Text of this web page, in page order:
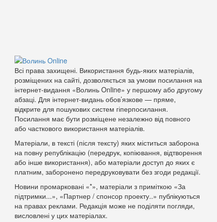
Всі права захищені. Використання будь-яких матеріалів,
розміщених на сайті, дозволяється за умови посилання на
інтернет-видання «Волинь Online» у першому або другому
абзаці. Для інтернет-видань обов’язкове — пряме,
відкрите для пошукових систем гіперпосилання.
Посилання має бути розміщене незалежно від повного
або часткового використання матеріалів.
Матеріали, в тексті (після тексту) яких міститься заборона
на повну републікацію (передрук, копіювання, відтворення
або інше використання), або матеріали доступ до яких є
платним, заборонено передруковувати без згоди редакції.
Новини промарковані «*», матеріали з приміткою «За
підтримки...», «Партнер / спонсор проекту..» публікуються
на правах реклами. Редакція може не поділяти погляди,
висловлені у цих матеріалах.